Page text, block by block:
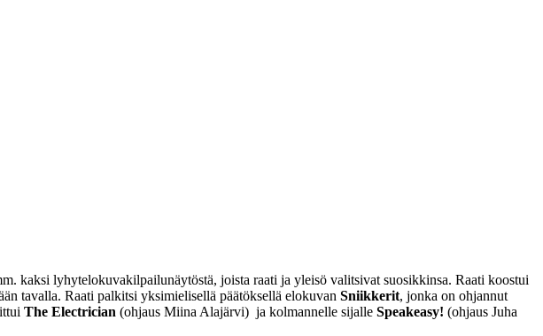
kaksi lyhytelokuvakilpailunäytöstä, joista raati ja yleisö valitsivat suosikkinsa. Raati koostui
tavalla. Raati palkitsi yksimielisellä päätöksellä elokuvan Sniikkerit, jonka on ohjannut
The Electrician (ohjaus Miina Alajärvi) ja kolmannelle sijalle Speakeasy! (ohjaus Juha